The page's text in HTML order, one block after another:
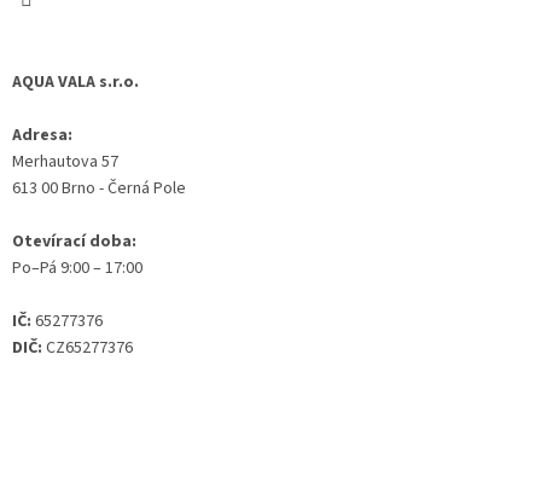
AQUA VALA s.r.o.
Adresa:
Merhautova 57
613 00 Brno - Černá Pole
Otevírací doba:
Po–Pá 9:00 – 17:00
IČ: 65277376
DIČ: CZ65277376